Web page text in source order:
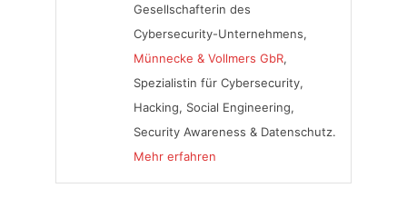
Gesellschafterin des
Cybersecurity-Unternehmens,
Münnecke & Vollmers GbR,
Spezialistin für Cybersecurity,
Hacking, Social Engineering,
Security Awareness & Datenschutz.
Mehr erfahren